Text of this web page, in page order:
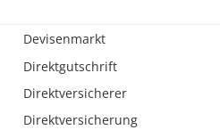
Devisenmarkt
Direktgutschrift
Direktversicherer
Direktversicherung